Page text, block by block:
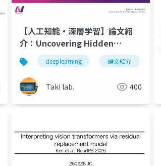
turboquant llm
【人工知能・深層学習】論文紹
介：Uncovering Hidden
Representations in Language
Models
deeplearning 論文紹介
Taki lab. 400